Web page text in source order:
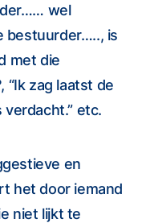
wel
bestuurder….., is
met die
“Ik zag laatst de
etc.
en
het door iemand
niet lijkt te